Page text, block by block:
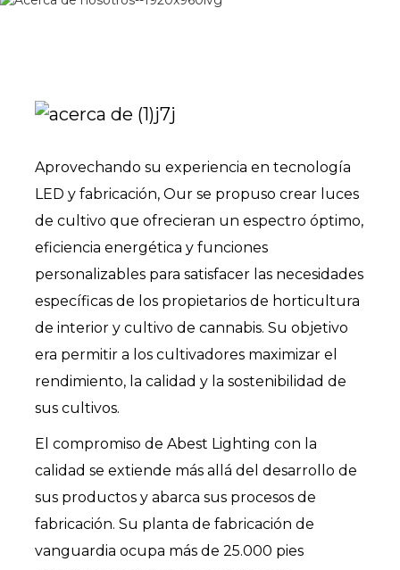
Aprovechando su experiencia en tecnología
LED y fabricación, Our se propuso crear luces
de cultivo que ofrecieran un espectro óptimo,
eficiencia energética y funciones
personalizables para satisfacer las necesidades
específicas de los propietarios de horticultura
de interior y cultivo de cannabis. Su objetivo
era permitir a los cultivadores maximizar el
rendimiento, la calidad y la sostenibilidad de
sus cultivos.
El compromiso de Abest Lighting con la
calidad se extiende más allá del desarrollo de
sus productos y abarca sus procesos de
fabricación. Su planta de fabricación de
vanguardia ocupa más de 25.000 pies